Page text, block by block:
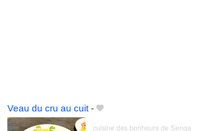
Veau du cru au cuit -
cuisine des bonheurs de Senga